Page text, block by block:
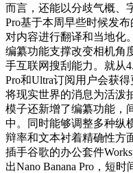
而言，还能以分歧气概、
Pro基于本周早些时候发
对内容进行翻译和当地化
编纂功能支撑改变相机角
手互联网搜刮能力。就从
Pro和Ultra订阅用户会获得
将现实世界的消息为活泼
模子还新增了编纂功能，
中。同时能够调整多种纵
辩率和文本衬着精确性方
插手谷歌的办公套件
出Nano Banana Pro，短